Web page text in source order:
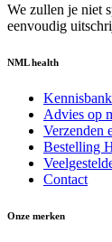
We zullen je niet
eenvoudig
NML health
Kennisbank
Advies op
Verzenden
Bestelling
Contact
Onze merken